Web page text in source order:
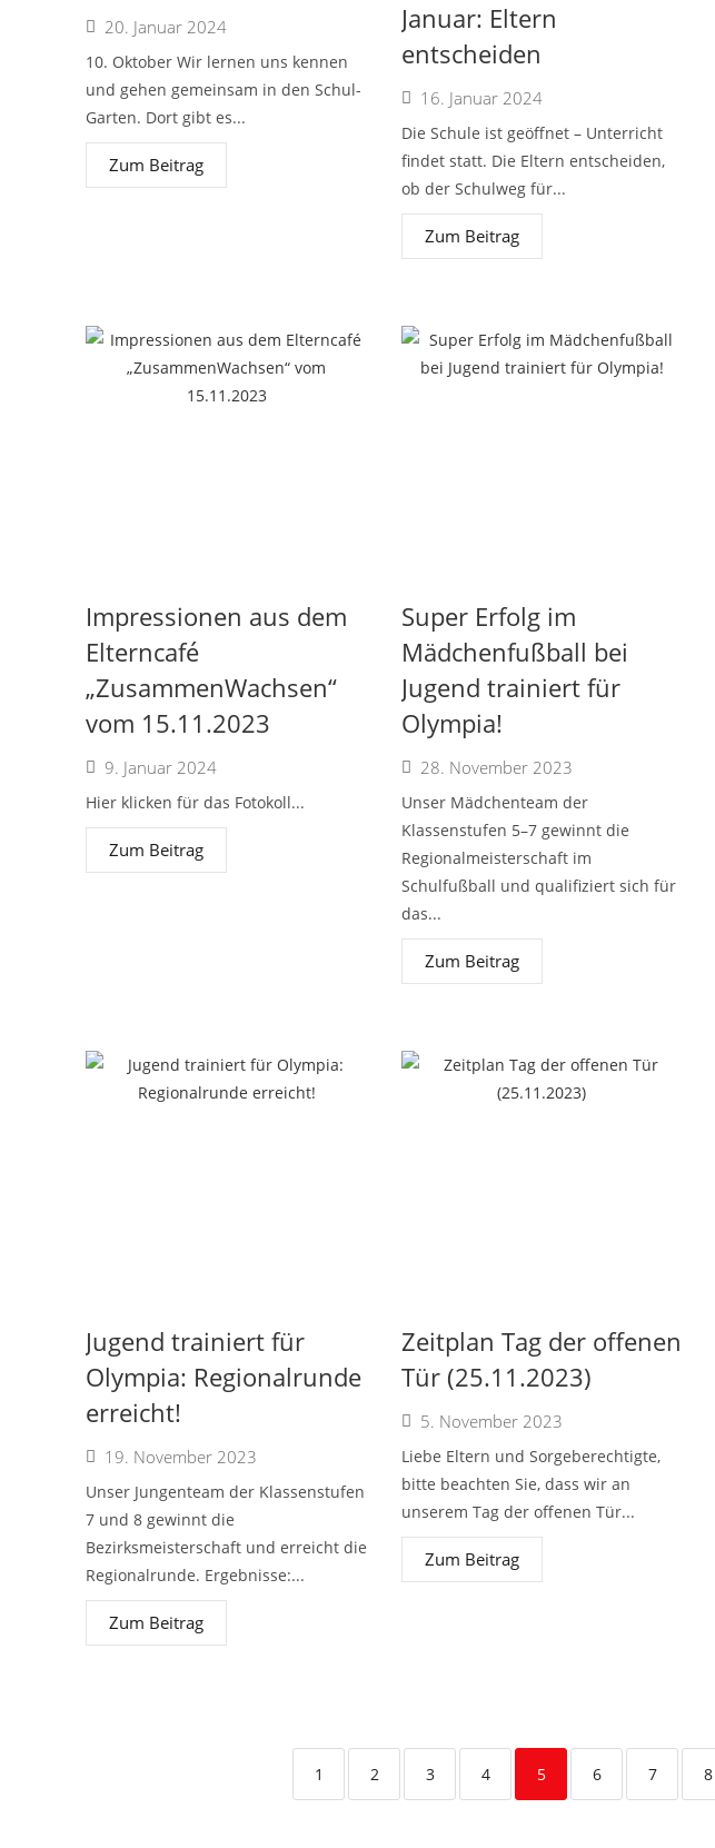
20. Januar 2024
10. Oktober Wir lernen uns kennen
und gehen gemeinsam in den Schul-
Garten. Dort gibt es...
Zum Beitrag
Januar: Eltern
entscheiden
16. Januar 2024
Die Schule ist geöffnet – Unterricht
findet statt. Die Eltern entscheiden,
ob der Schulweg für...
Zum Beitrag
Impressionen aus dem
Elterncafé
„ZusammenWachsen“
vom 15.11.2023
9. Januar 2024
Hier klicken für das Fotokoll...
Zum Beitrag
Super Erfolg im
Mädchenfußball bei
Jugend trainiert für
Olympia!
28. November 2023
Unser Mädchenteam der
Klassenstufen 5–7 gewinnt die
Regionalmeisterschaft im
Schulfußball und qualifiziert sich für
das...
Zum Beitrag
Jugend trainiert für
Olympia: Regionalrunde
erreicht!
19. November 2023
Unser Jungenteam der Klassenstufen
7 und 8 gewinnt die
Bezirksmeisterschaft und erreicht die
Regionalrunde. Ergebnisse:...
Zum Beitrag
Zeitplan Tag der offenen
Tür (25.11.2023)
5. November 2023
Liebe Eltern und Sorgeberechtigte,
bitte beachten Sie, dass wir an
unserem Tag der offenen Tür...
Zum Beitrag
1 2 3 4 5 6 7 8